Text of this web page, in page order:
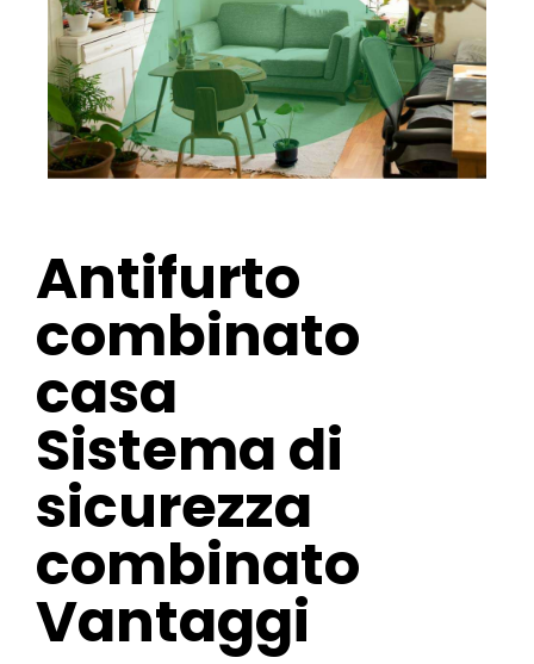
Antifurto
combinato
casa
Sistema di
sicurezza
combinato
Vantaggi